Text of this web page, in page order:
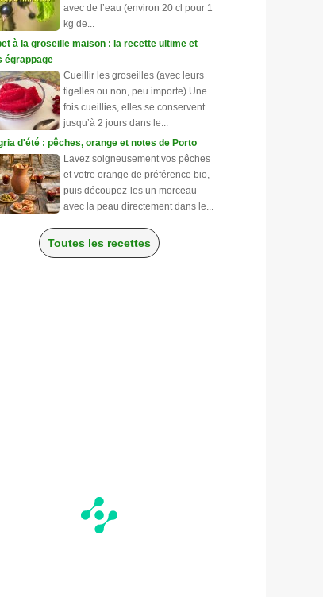
avec de l’eau (environ 20 cl pour 1
kg de...
à la groseille maison : la recette ultime et
égrappage
Cueillir les groseilles (avec leurs
tigelles ou non, peu importe) Une
fois cueillies, elles se conservent
jusqu’à 2 jours dans le...
d'été : pêches, orange et notes de Porto
Lavez soigneusement vos pêches
et votre orange de préférence bio,
puis découpez-les un morceau
avec la peau directement dans le...
Toutes les recettes